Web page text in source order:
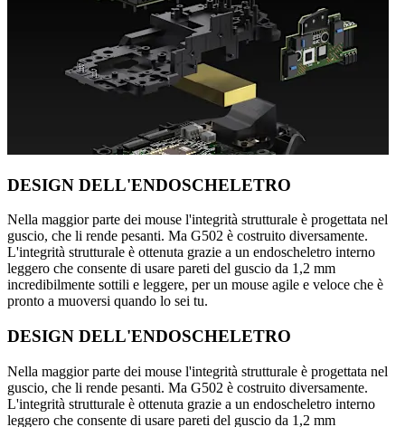
DESIGN DELL'ENDOSCHELETRO
Nella maggior parte dei mouse l'integrità strutturale è progettata nel
guscio, che li rende pesanti. Ma G502 è costruito diversamente.
L'integrità strutturale è ottenuta grazie a un endoscheletro interno
leggero che consente di usare pareti del guscio da 1,2 mm
incredibilmente sottili e leggere, per un mouse agile e veloce che è
pronto a muoversi quando lo sei tu.
DESIGN DELL'ENDOSCHELETRO
Nella maggior parte dei mouse l'integrità strutturale è progettata nel
guscio, che li rende pesanti. Ma G502 è costruito diversamente.
L'integrità strutturale è ottenuta grazie a un endoscheletro interno
leggero che consente di usare pareti del guscio da 1,2 mm